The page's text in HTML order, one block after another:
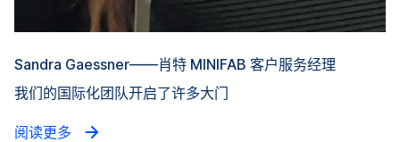
Sandra Gaessner——肖特 MINIFAB 客户服务经理
我们的国际化团队开启了许多大门
阅读更多